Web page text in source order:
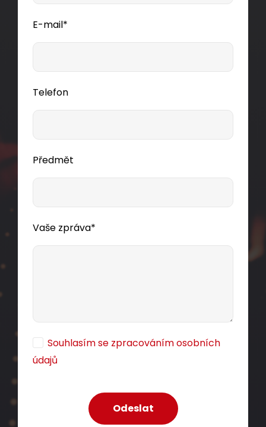
E-mail*
Telefon
Předmět
Vaše zpráva*
Souhlasím se zpracováním osobních
údajů